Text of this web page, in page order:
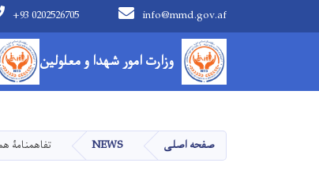
info@mmd.gov.af
+93 0202526705
وزارت امور شهدا و معلولین
Main navigation
صفحه اصلی NEWS تفاهمنامۀ